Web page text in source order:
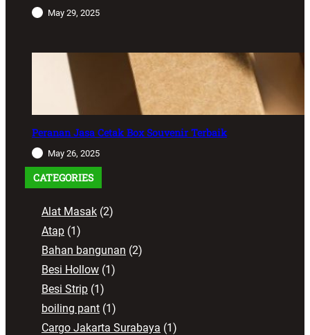
May 29, 2025
Peranan Jasa Cetak Box Souvenir Terbaik
May 26, 2025
CATEGORIES
Alat Masak (2)
Atap (1)
Bahan bangunan (2)
Besi Hollow (1)
Besi Strip (1)
boiling pant (1)
Cargo Jakarta Surabaya (1)